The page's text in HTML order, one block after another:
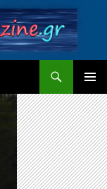
ΚΎΡΙΟ
ΜΕΝΟΎ